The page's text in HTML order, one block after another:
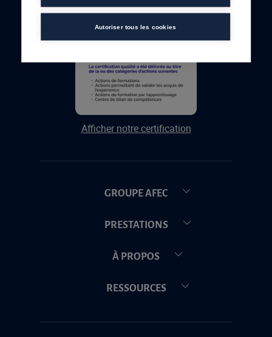
Afficher notre certification
GROUPE AFEC
PRESTATIONS
À PROPOS
RESSOURCES
Autoriser tous les cookies